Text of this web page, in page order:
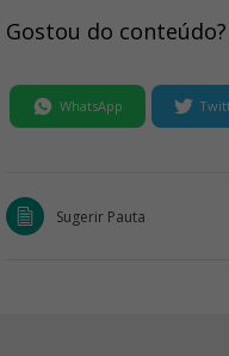
Gostou do
WhatsApp
Sugerir Pauta